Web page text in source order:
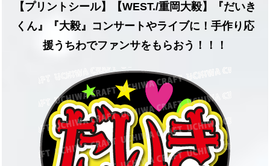
【プリントシール】【WEST./重岡大毅】『だいき
くん』『大毅』コンサートやライブに！手作り応
援うちわでファンサをもらおう！！！